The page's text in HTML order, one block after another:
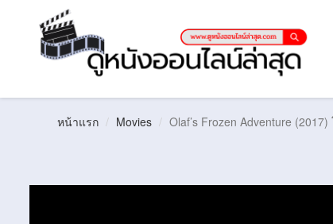
หน้าแรก Movies Olaf’s Frozen Adventure